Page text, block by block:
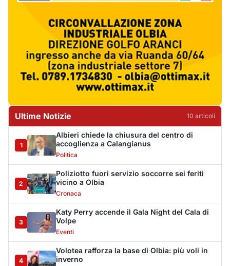
Ultime Notizie 10 articoli
1
Albieri chiede la chiusura del centro di
accoglienza a Calangianus
Politica
2
Poliziotto fuori servizio soccorre sei feriti
vicino a Olbia
Cronaca
3
Katy Perry accende il Gala Night del Cala di
Volpe
Eventi
4
Volotea rafforza la base di Olbia: più voli in
inverno